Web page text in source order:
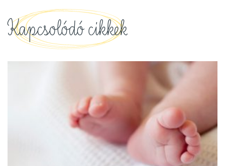
Kapcsolódó cikkek